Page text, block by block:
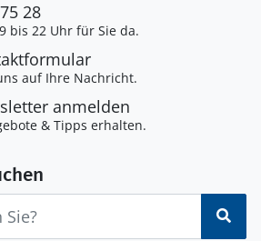
28
bis 22 Uhr für Sie da.
auf Ihre Nachricht.
anmelden
& Tipps erhalten.